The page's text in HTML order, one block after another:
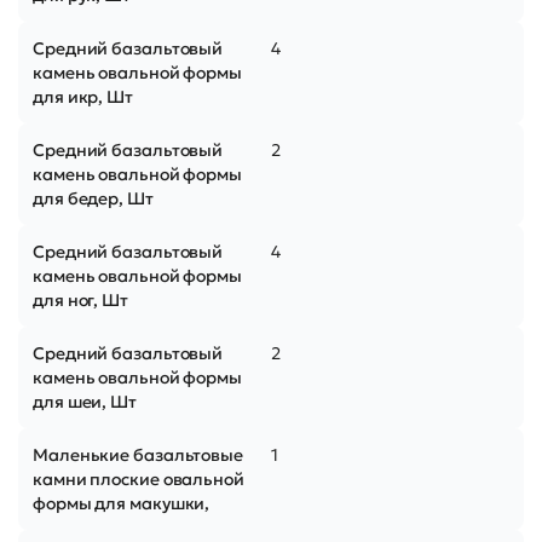
Средний базальтовый
камень овальной формы
для икр, Шт
4
Средний базальтовый
камень овальной формы
для бедер, Шт
2
Средний базальтовый
камень овальной формы
для ног, Шт
4
Средний базальтовый
камень овальной формы
для шеи, Шт
2
Маленькие базальтовые
камни плоские овальной
формы для макушки,
1